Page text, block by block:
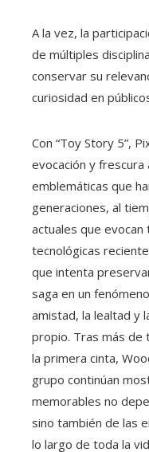
A la vez, la
de múltiples
conservar su
curiosidad en
Con “Toy Story 5”,
evocación y
emblemáticas que
generaciones, al
actuales que
tecnológicas
que intenta
saga en un
amistad, la lealtad y
propio. Tras más de
la primera cinta,
grupo continúan
memorables no
sino también de las
lo largo de toda la